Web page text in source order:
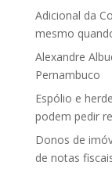
Adicional da
mesmo
Alexandre
Pernambuco
Espólio e
podem pedir
Donos de
de notas